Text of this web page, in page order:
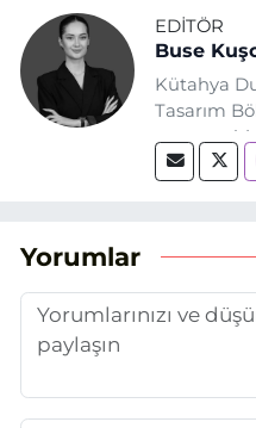
EDITÖR
Buse
Kütahya
Tasarım
mezun
tarihinde,
adım
Yorumlar